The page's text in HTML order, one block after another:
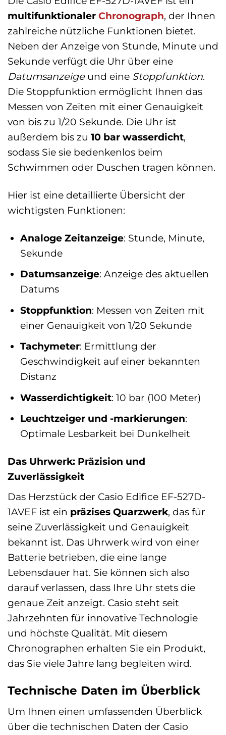
multifunktionaler Chronograph, der Ihnen
zahlreiche nützliche Funktionen bietet.
Neben der Anzeige von Stunde, Minute und
Sekunde verfügt die Uhr über eine
Datumsanzeigeund eine Stoppfunktion.
Die Stoppfunktion ermöglicht Ihnen das
Messen von Zeiten mit einer Genauigkeit
von bis zu 1/20 Sekunde. Die Uhr ist
außerdem bis zu 10 bar wasserdicht,
sodass Sie sie bedenkenlos beim
Schwimmen oder Duschen tragen können.
Hier ist eine detaillierte Übersicht der
wichtigsten Funktionen:
Analoge Zeitanzeige: Stunde, Minute,
Sekunde
Datumsanzeige: Anzeige des aktuellen
Datums
Stoppfunktion: Messen von Zeiten mit
einer Genauigkeit von 1/20 Sekunde
Tachymeter: Ermittlung der
Geschwindigkeit auf einer bekannten
Distanz
Wasserdichtigkeit: 10 bar (100 Meter)
Leuchtzeiger und -markierungen:
Optimale Lesbarkeit bei Dunkelheit
Das Uhrwerk: Präzision und
Zuverlässigkeit
Das Herzstück der Casio Edifice EF-527D-
1AVEF ist ein präzises Quarzwerk, das für
seine Zuverlässigkeit und Genauigkeit
bekannt ist. Das Uhrwerk wird von einer
Batterie betrieben, die eine lange
Lebensdauer hat. Sie können sich also
darauf verlassen, dass Ihre Uhr stets die
genaue Zeit anzeigt. Casio steht seit
Jahrzehnten für innovative Technologie
und höchste Qualität. Mit diesem
Chronographen erhalten Sie ein Produkt,
das Sie viele Jahre lang begleiten wird.
Technische Daten im Überblick
Um Ihnen einen umfassenden Überblick
über die technischen Daten der Casio